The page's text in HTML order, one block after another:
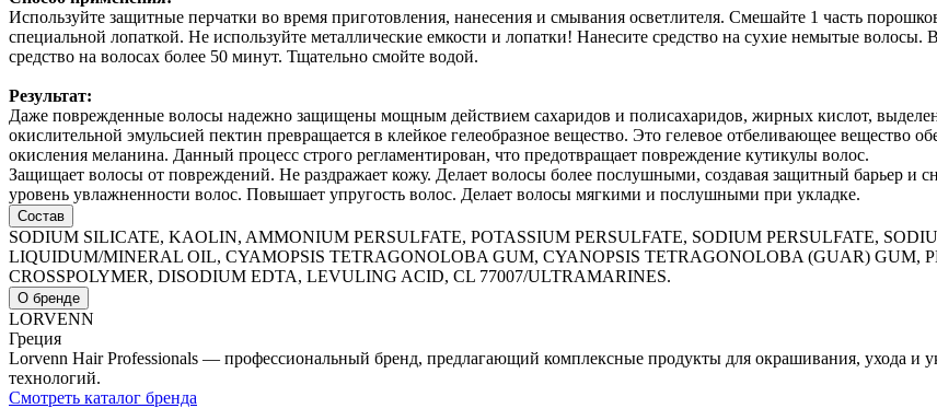
Используйте защитные перчатки во время приготовления, нанесения и смывания осветлителя. Смешайте 1 часть
специальной лопаткой. Не используйте металлические емкости и лопатки! Нанесите средство на сухие немытые волосы.
средство на волосах более 50 минут. Тщательно смойте водой.
Результат:
Даже поврежденные волосы надежно защищены мощным действием сахаридов и полисахаридов, жирных кислот,
окислительной эмульсией пектин превращается в клейкое гелеобразное вещество. Это гелевое отбеливающее вещество
окисления меланина. Данный процесс строго регламентирован, что предотвращает повреждение кутикулы волос.
Защищает волосы от повреждений. Не раздражает кожу. Делает волосы более послушными, создавая защитный барьер и
уровень увлажненности волос. Повышает упругость волос. Делает волосы мягкими и послушными при укладке.
Состав
SODIUM SILICATE, KAOLIN, AMMONIUM PERSULFATE, POTASSIUM PERSULFATE, SODIUM PERSULFATE,
LIQUIDUM/MINERAL OIL, CYAMOPSIS TETRAGONOLOBA GUM, CYANOPSIS TETRAGONOLOBA (GUAR) GUM,
CROSSPOLYMER, DISODIUM EDTA, LEVULING ACID, CL 77007/ULTRAMARINES.
О бренде
LORVENN
Греция
Lorvenn Hair Professionals — профессиональный бренд, предлагающий комплексные продукты для окрашивания, ухода и
технологий.
Смотреть каталог бренда